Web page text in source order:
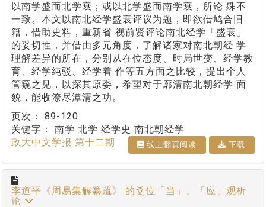
以南学盛而北学衰；或以北学盛而南学衰，所论 殊不
一致。本文以南北经学盛衰评议为题，即欲借鸠合旧
籍，借助史料，重新省 视前贤评论南北经学「盛衰」
的妥切性，并借由多元角度，了解诸家对南北朝经 学
理解差异的所在，分别从在位态度、时局世变、经学教
育、经学纯驳、经学着 作等五方面之比较，提出个人
管窥之见，以探其原委，希望对于廓清南北朝经学 面
貌，能收潦尽潭清之功。
页次： 89-120
关键字： 南学 北学 经学史 南北朝经学
政大中文学报 第十二期
线上翻⾴阅读 下载
李道平《周易集解纂疏》 的爻位「当」、「应」观析
论